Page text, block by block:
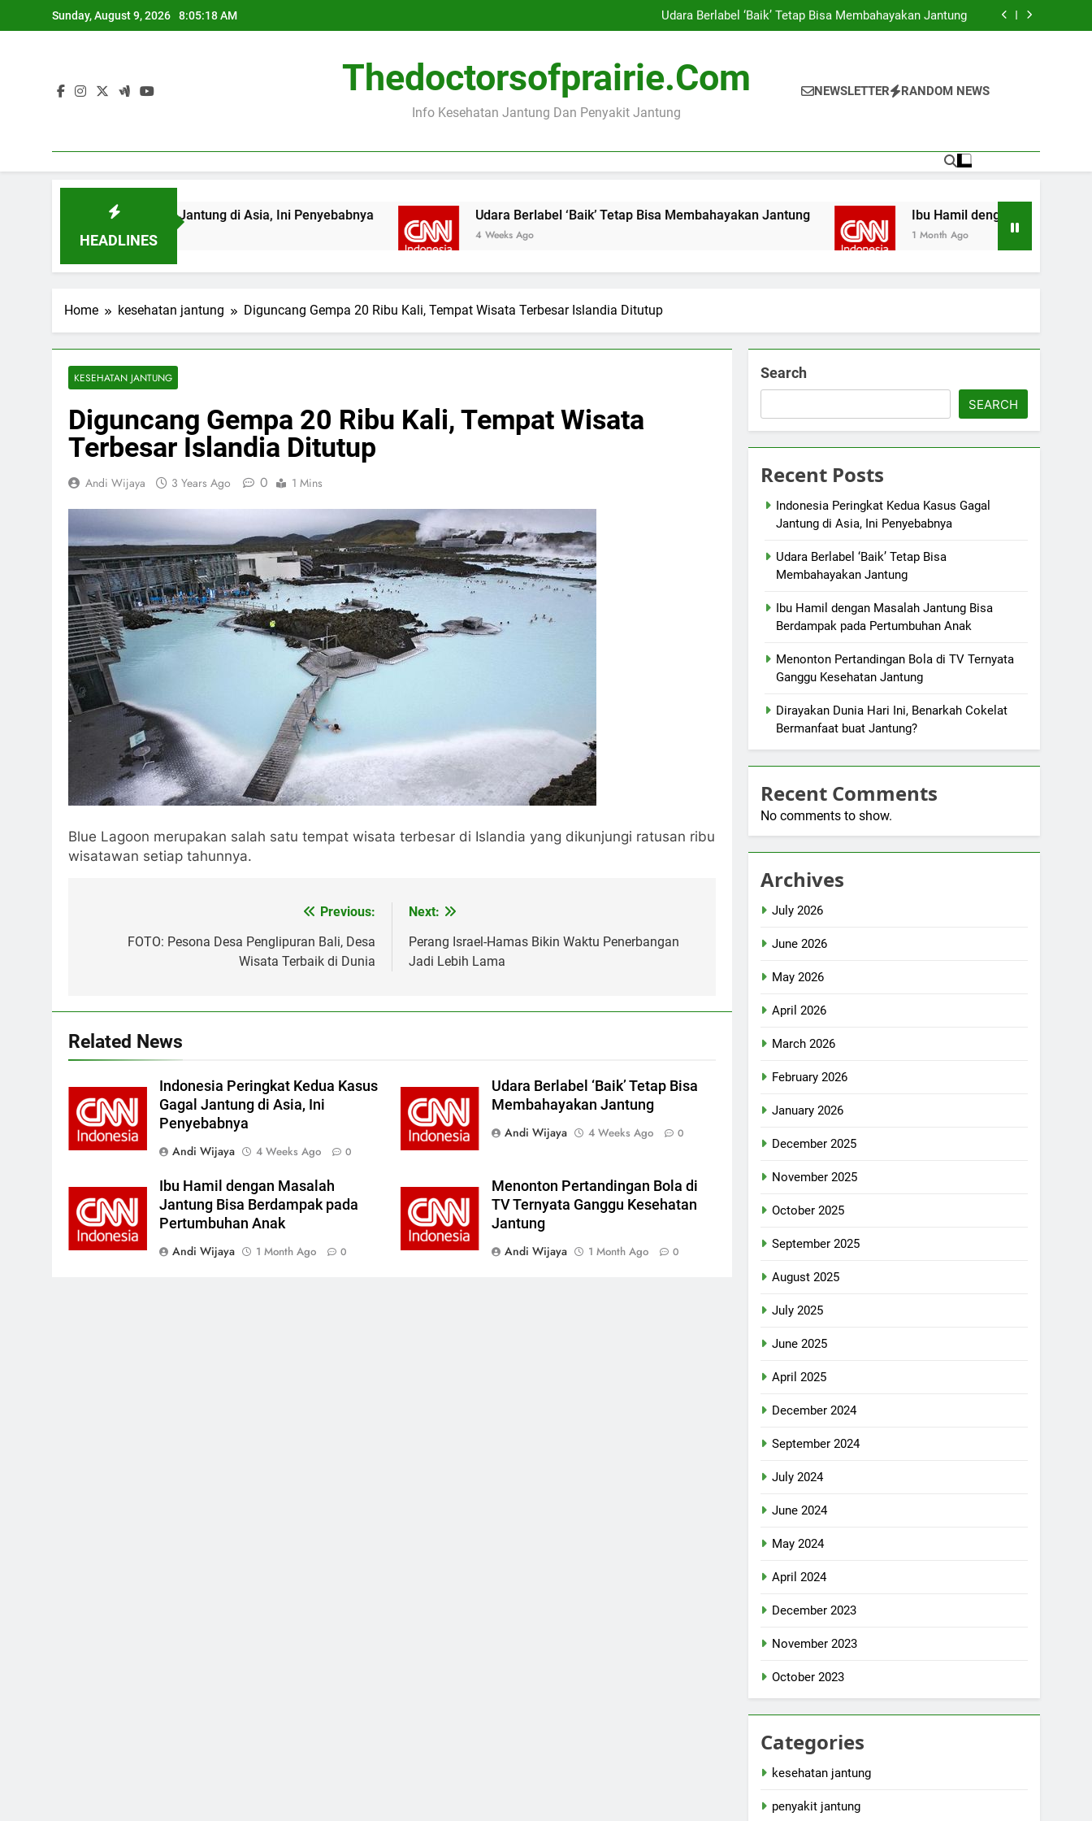
to
Sunday, August 9, 2026 8:05:18 AM
Udara Berlabel ‘Baik’ Tetap Bisa Membahayakan Jantung
Ibu Hamil dengan Masalah Jantung Bisa Berdampak pada Pertumbuhan
Udara Berlabel ‘Baik’ Tetap Bisa Membahayakan Jantung
Ibu Hamil dengan Masalah Jantung Bisa Berdampak pada Pertumbuhan
Thedoctorsofprairie.com
Info Kesehatan Jantung Dan Penyakit Jantung
NEWSLETTER RANDOM NEWS
HEADLINES
Kedua Kasus Gagal Jantung di Asia, Ini Penyebabnya Udara Berlabel ‘Baik’ Tetap Bisa Membahayakan Jantung
4 Weeks Ago
Ibu Hamil dengan Masalah Jantung
1 Month Ago
Home kesehatan jantung Diguncang Gempa 20 Ribu Kali, Tempat Wisata Terbesar Islandia Ditutup
KESEHATAN JANTUNG
Diguncang Gempa 20 Ribu Kali, Tempat Wisata
Terbesar Islandia Ditutup
Andi Wijaya 3 Years Ago 0 1 Mins
Blue Lagoon merupakan salah satu tempat wisata terbesar di Islandia yang dikunjungi ratusan ribu
wisatawan setiap tahunnya.
navigation
Previous:
FOTO: Pesona Desa Penglipuran Bali, Desa
Wisata Terbaik di Dunia
Next:
Perang Israel-Hamas Bikin Waktu Penerbangan
Jadi Lebih Lama
Related News
Indonesia Peringkat Kedua Kasus
Gagal Jantung di Asia, Ini
Penyebabnya
Andi Wijaya
4 Weeks Ago 0
Udara Berlabel ‘Baik’ Tetap Bisa
Membahayakan Jantung
Andi Wijaya
4 Weeks Ago 0
Ibu Hamil dengan Masalah
Jantung Bisa Berdampak pada
Pertumbuhan Anak
Andi Wijaya
1 Month Ago 0
Menonton Pertandingan Bola di
TV Ternyata Ganggu Kesehatan
Jantung
Andi Wijaya
1 Month Ago 0
Search
SEARCH
Recent Posts
Indonesia Peringkat Kedua Kasus Gagal
Jantung di Asia, Ini Penyebabnya
Udara Berlabel ‘Baik’ Tetap Bisa
Membahayakan Jantung
Ibu Hamil dengan Masalah Jantung Bisa
Berdampak pada Pertumbuhan Anak
Menonton Pertandingan Bola di TV Ternyata
Ganggu Kesehatan Jantung
Dirayakan Dunia Hari Ini, Benarkah Cokelat
Bermanfaat buat Jantung?
Recent Comments
No comments to show.
Archives
July 2026
June 2026
May 2026
April 2026
March 2026
February 2026
January 2026
December 2025
November 2025
October 2025
September 2025
August 2025
July 2025
June 2025
April 2025
December 2024
September 2024
July 2024
June 2024
May 2024
April 2024
December 2023
November 2023
October 2023
Categories
kesehatan jantung
penyakit jantung